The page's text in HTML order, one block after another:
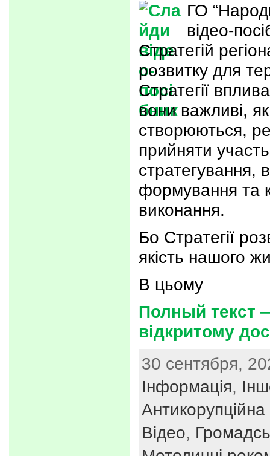
ГО
відео-
Стратегій
розвитку для
Стратегії
вони важливі,
створюються,
прийняти
стратегування,
формування та
виконання.
Бо Стратегії
якість нашого
В цьому
Полный текст
відкритому
30 сентября,
Інформація,
Антикорупційна
Відео,